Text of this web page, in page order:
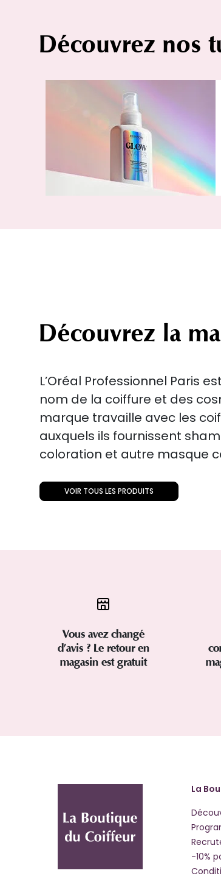
Découvrez nos
Découvrez la
L’Oréal Professionnel Paris
nom de la coiffure et des
marque travaille avec les
auxquels ils fournissent
coloration et autre masque
VOIR TOUS LES PRODUITS
Vous avez changé
d’avis ? Le retour en
magasin est gratuit
La
-10%